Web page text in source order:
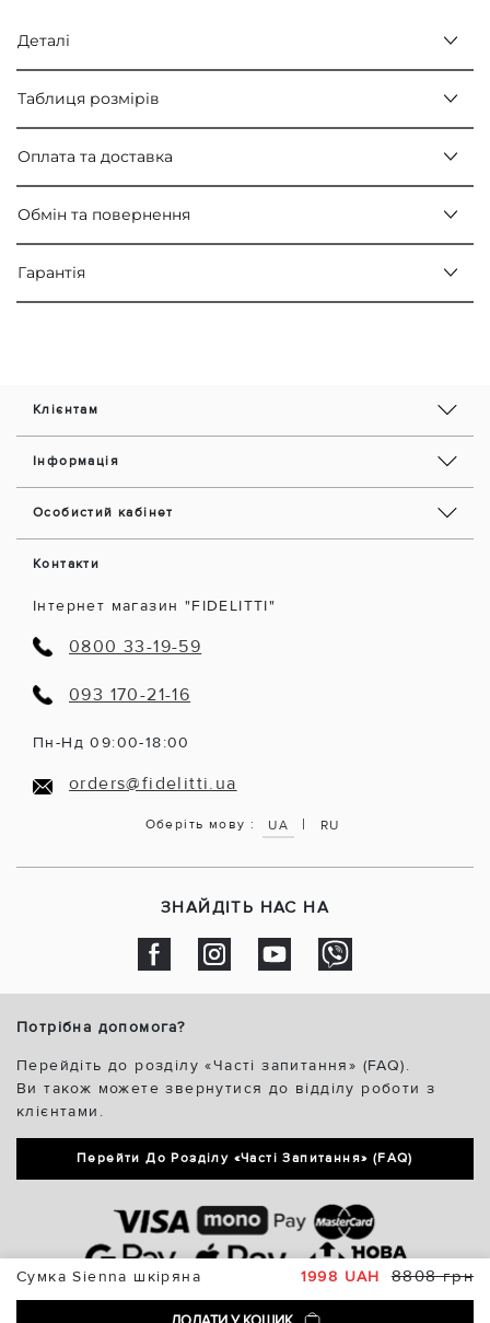
Сумка Sienna шкіряна 1998 UAH 8808 грн
Деталі
Таблиця розмірів
Оплата та доставка
Обмін та повернення
Гарантія
Клієнтам
Інформація
Особистий кабінет
Контакти
Інтернет магазин "FIDELITTI"
0800 33-19-59
093 170-21-16
Пн-Нд 09:00-18:00
orders@fidelitti.ua
Оберіть мову : UA | RU
ЗНАЙДІТЬ НАС НА
Потрібна допомога?
Перейдіть до розділу «Часті запитання» (FAQ).
Ви також можете звернутися до відділу роботи з
клієнтами.
Перейти До Розділу «Часті Запитання» (FAQ)